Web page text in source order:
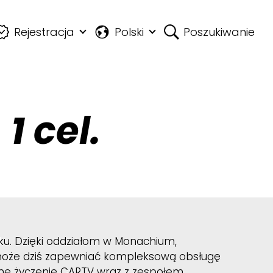
Rejestracja Polski Poszukiwanie
cel.
Dzięki oddziałom w Monachium,
dziś zapewniać kompleksową obsługę